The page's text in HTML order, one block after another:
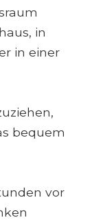
in
in einer
bequem
vor